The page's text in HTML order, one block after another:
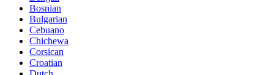
Bosnian
Bulgarian
Cebuano
Chichewa
Corsican
Croatian